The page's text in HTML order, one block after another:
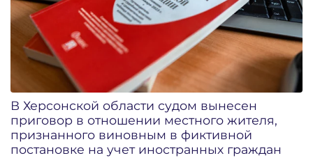
В Херсонской области судом вынесен
приговор в отношении местного жителя,
признанного виновным в фиктивной
постановке на учет иностранных граждан